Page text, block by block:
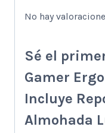
No hay
Sé el
Gamer
Incluye
Almohada